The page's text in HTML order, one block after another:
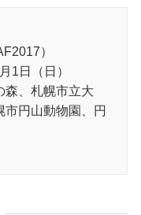
）
1日（日）
森、札幌市立大
円山動物園、円